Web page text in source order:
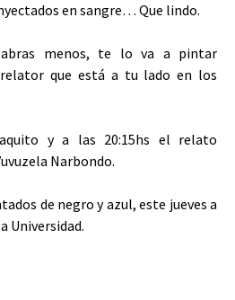
en sangre… Que lindo.
menos, te lo va a pintar
relator que está a tu lado en los
y a las 20:15hs el relato
Narbondo.
de negro y azul, este jueves a
Universidad.